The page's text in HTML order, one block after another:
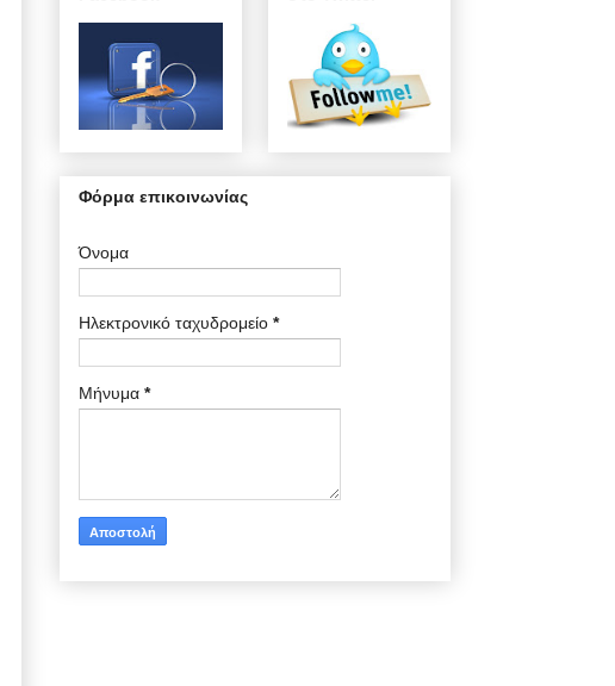
Φόρμα επικοινωνίας
Όνομα
Ηλεκτρονικό ταχυδρομείο *
Μήνυμα *